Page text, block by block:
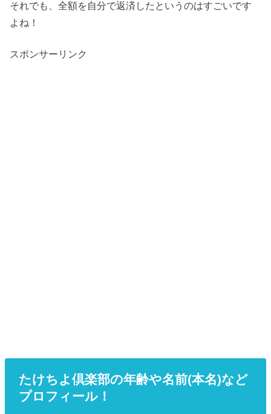
それでも、全額を自分で返済したというのはすごいです
よね！
スポンサーリンク
たけちよ倶楽部の年齢や名前(本名)など
プロフィール！